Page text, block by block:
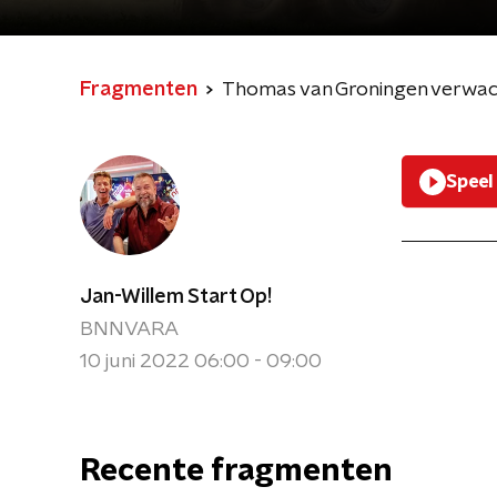
Fragmenten Thomas van Groningen
Jan-Willem Start Op!
BNNVARA
10 juni 2022 06:00 - 09:00
Recente fragmenten